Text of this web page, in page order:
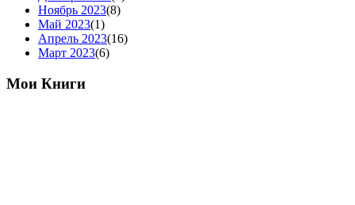
Ноябрь 2023(8)
Май 2023(1)
Апрель 2023(16)
Март 2023(6)
Мои Книги